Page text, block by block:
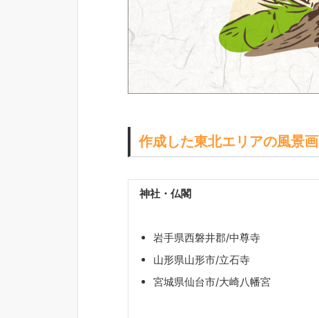
作成した東北エリアの風景画
神社・仏閣
岩手県西磐井郡/中尊寺
山形県山形市/立石寺
宮城県仙台市/大崎八幡宮